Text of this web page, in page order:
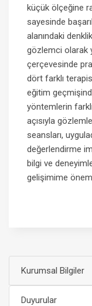
küçük ölçeğine
sayesinde
alanındaki
gözlemci olarak
çerçevesinde
dört farklı
eğitim
yöntemlerin
açısıyla
seansları,
değerlendirme
bilgi ve
gelişimime
Kurumsal Bilgiler
Duyurular